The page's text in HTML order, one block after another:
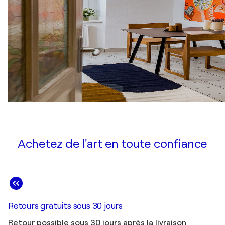
Achetez de l'art en toute confiance
Retours gratuits sous 30 jours
Retour possible sous 30 jours après la livraison